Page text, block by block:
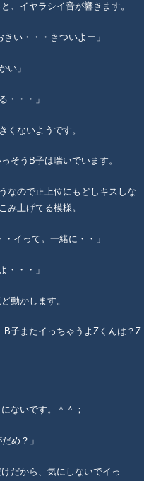
、イヤラシイ音が響きます。
い・・・きついよー」
い」
・・・」
くないようです。
そうB子は喘いでいます。
なので正上位にもどしキスしな
み上げてる模様。
イって。一緒に・・」
・・・」
動かします。
B子またイっちゃうよZくんは？Z
ないです。＾＾；
め？」
だから、気にしないでイっ